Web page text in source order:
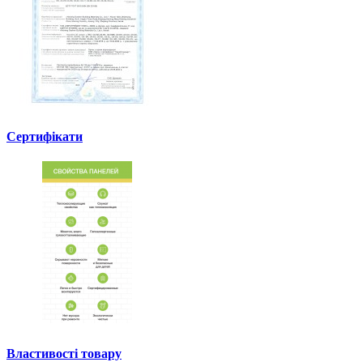
Сертифікати
Властивості товару